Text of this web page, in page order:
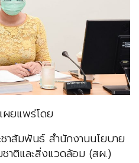
ผยแพร่โดย
าสัมพันธ์ สำนักงานนโยบาย
าติและสิ่งแวดล้อม (สผ.)